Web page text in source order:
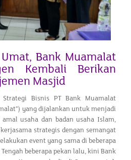
Bank Muamalat
Kembali Berikan
Masjid
Bisnis PT Bank Muamalat
yang dijalankan untuk menjadi
usaha dan badan usaha Islam,
strategis dengan semangat
event yang sama di beberapa
beberapa pekan lalu, kini Bank